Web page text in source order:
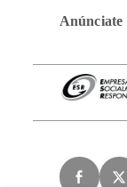
Anúnciate